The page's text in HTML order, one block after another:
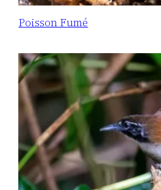
Poisson Fumé